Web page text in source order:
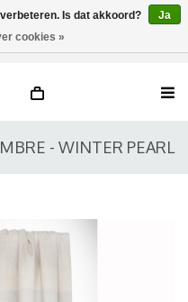
- WINTER PEARL
Is dat akkoord?
Ja
cookies »